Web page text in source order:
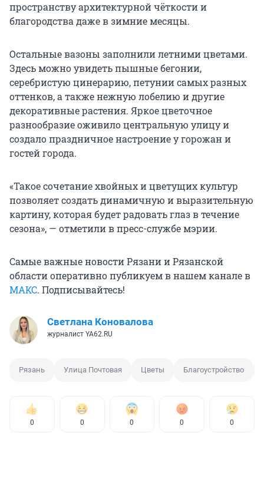
пространству архитектурной чёткости и
благородства даже в зимние месяцы.
Остальные вазоны заполнили летними цветами.
Здесь можно увидеть пышные бегонии,
серебристую цинерарию, петунии самых разных
оттенков, а также нежную лобелию и другие
декоративные растения. Яркое цветочное
разнообразие оживило центральную улицу и
создало праздничное настроение у горожан и
гостей города.
«Такое сочетание хвойных и цветущих культур
позволяет создать динамичную и выразительную
картину, которая будет радовать глаз в течение
сезона», — отметили в пресс-службе мэрии.
Самые важные новости Рязани и Рязанской
области оперативно публикуем в нашем канале в
МАКС. Подписывайтесь!
Светлана Коновалова
журналист YA62.RU
Рязань Улица Почтовая Цветы Благоустройство
0 0 0 0 0